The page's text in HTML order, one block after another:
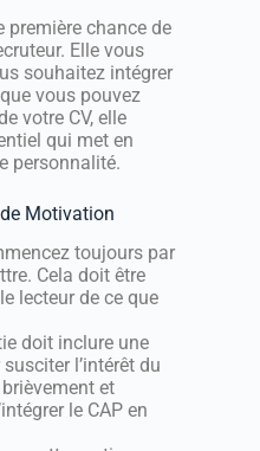
première chance de
Elle vous
souhaitez intégrer
vous pouvez
votre CV, elle
qui met en
personnalité.
Motivation
toujours par
Cela doit être
lecteur de ce que
doit inclure une
l’intérêt du
et
le CAP en